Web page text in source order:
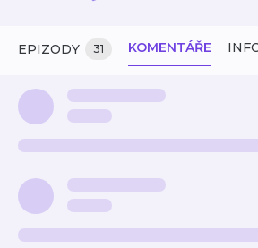
EPIZODY 31 KOMENTÁŘE